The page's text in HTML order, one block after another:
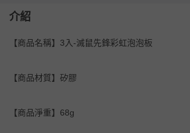
介紹
【商品名稱】3入-滅鼠先鋒彩虹泡泡板
【商品材質】矽膠
【商品淨重】68g